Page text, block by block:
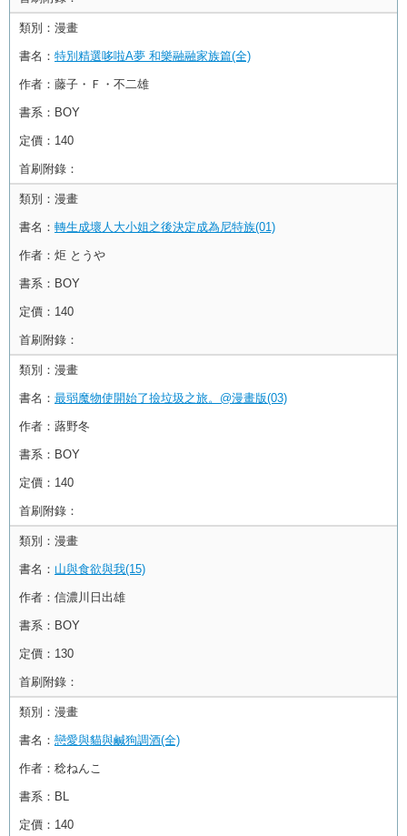
類別： 漫畫
書名： 特別精選哆啦A夢 和樂融融家族篇(全)
作者： 藤子・Ｆ・不二雄
書系： BOY
定價： 140
首刷附錄：
類別： 漫畫
書名： 轉生成壞人大小姐之後決定成為尼特族(01)
作者： 炬 とうや
書系： BOY
定價： 140
首刷附錄：
類別： 漫畫
書名： 最弱魔物使開始了撿垃圾之旅。@漫畫版(03)
作者： 蕗野冬
書系： BOY
定價： 140
首刷附錄：
類別： 漫畫
書名： 山與食欲與我(15)
作者： 信濃川日出雄
書系： BOY
定價： 130
首刷附錄：
類別： 漫畫
書名： 戀愛與貓與鹹狗調酒(全)
作者： 稔ねんこ
書系： BL
定價： 140